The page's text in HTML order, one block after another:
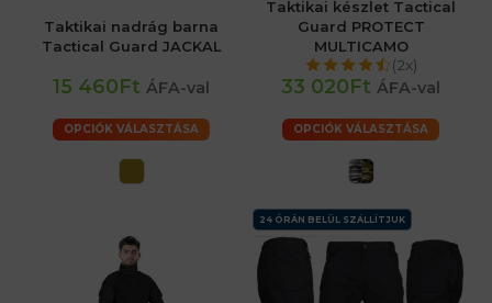
Taktikai nadrág barna
Tactical Guard JACKAL
15 460Ft ÁFA-val
OPCIÓK VÁLASZTÁSA
Taktikai készlet Tactical
Guard PROTECT
MULTICAMO
(2x)
33 020Ft ÁFA-val
OPCIÓK VÁLASZTÁSA
24 ÓRÁN BELÜL SZÁLLÍTJUK